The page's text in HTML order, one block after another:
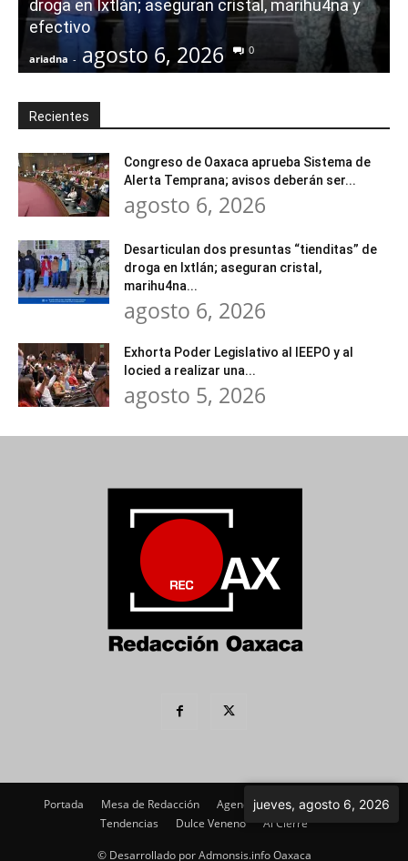
droga en Ixtlán; aseguran cristal, marihu4na y
efectivo
ariadna - agosto 6, 2026 0
Recientes
Congreso de Oaxaca aprueba Sistema de
Alerta Temprana; avisos deberán ser...
agosto 6, 2026
Desarticulan dos presuntas “tienditas” de
droga en Ixtlán; aseguran cristal,
marihu4na...
agosto 6, 2026
Exhorta Poder Legislativo al IEEPO y al
Iocied a realizar una...
agosto 5, 2026
Portada Mesa de Redacción Agenda Política
Imagen
Tendencias
Dulce Veneno Al Cierre
© Desarrollado por Admonsis.info Oaxaca
jueves, agosto 6, 2026